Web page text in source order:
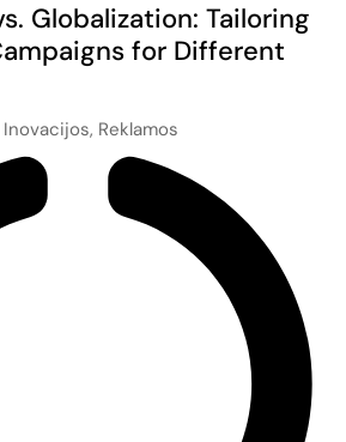
Globalization: Tailoring
for Different
Inovacijos, Reklamos